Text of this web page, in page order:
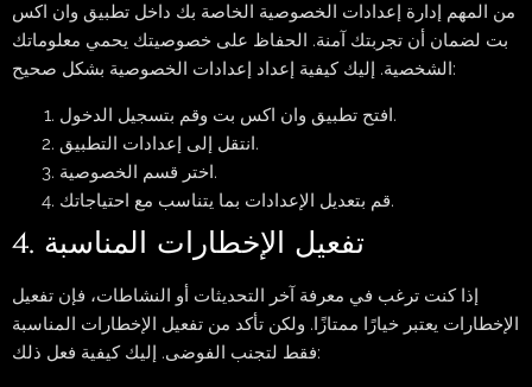
من المهم إدارة إعدادات الخصوصية الخاصة بك داخل تطبيق وان اكس
بت لضمان أن تجربتك آمنة. الحفاظ على خصوصيتك يحمي معلوماتك
الشخصية. إليك كيفية إعداد إعدادات الخصوصية بشكل صحيح:
افتح تطبيق وان اكس بت وقم بتسجيل الدخول.
انتقل إلى إعدادات التطبيق.
اختر قسم الخصوصية.
قم بتعديل الإعدادات بما يتناسب مع احتياجاتك.
4. تفعيل الإخطارات المناسبة
إذا كنت ترغب في معرفة آخر التحديثات أو النشاطات، فإن تفعيل
الإخطارات يعتبر خيارًا ممتازًا. ولكن تأكد من تفعيل الإخطارات المناسبة
فقط لتجنب الفوضى. إليك كيفية فعل ذلك: